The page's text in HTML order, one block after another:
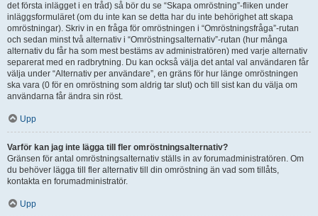
det första inlägget i en tråd) så bör du se “Skapa omröstning”-fliken under
inläggsformuläret (om du inte kan se detta har du inte behörighet att skapa
omröstningar). Skriv in en fråga för omröstningen i “Omröstningsfråga”-rutan
och sedan minst två alternativ i “Omröstningsalternativ”-rutan (hur många
alternativ du får ha som mest bestäms av administratören) med varje alternativ
separerat med en radbrytning. Du kan också välja det antal val användaren får
välja under “Alternativ per användare”, en gräns för hur länge omröstningen
ska vara (0 för en omröstning som aldrig tar slut) och till sist kan du välja om
användarna får ändra sin röst.
Upp
Varför kan jag inte lägga till fler omröstningsalternativ?
Gränsen för antal omröstningsalternativ ställs in av forumadministratören. Om
du behöver lägga till fler alternativ till din omröstning än vad som tillåts,
kontakta en forumadministratör.
Upp